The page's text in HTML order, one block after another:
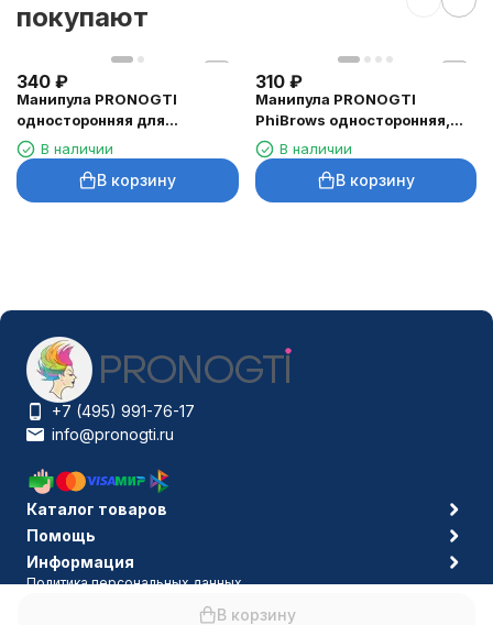
В корзину
покупают
340 ₽
Манипула PRONOGTI
односторонняя для
микроблейдинга
В наличии
В корзину
310 ₽
Манипула PRONOGTI
PhiBrows односторонняя,
чернаяВ наличии
В корзину
+7 (495) 991-76-17
info@pronogti.ru
Каталог товаров
Помощь
Информация
Политика персональных данных